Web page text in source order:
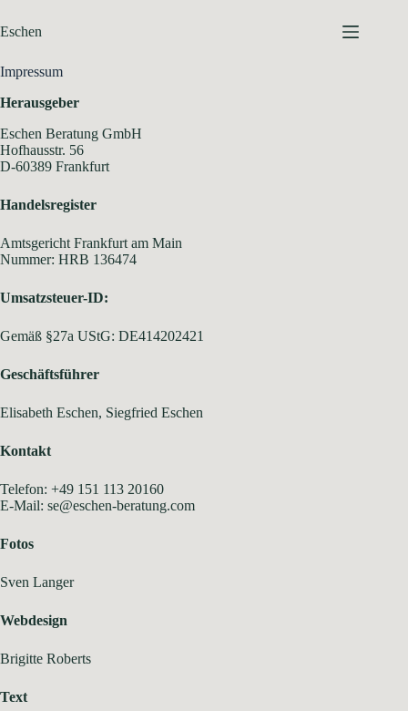
Inhalt
springen
Eschen
Impressum
Herausgeber
Eschen Beratung GmbH
Hofhausstr. 56
D-60389 Frankfurt
Handelsregister
Amtsgericht Frankfurt am Main
Nummer: HRB 136474
Umsatzsteuer-ID:
Gemäß §27a UStG: DE414202421
Geschäftsführer
Elisabeth Eschen, Siegfried Eschen
Kontakt
Telefon: +49 151 113 20160
E-Mail: se@eschen-beratung.com
Fotos
Sven Langer
Webdesign
Brigitte Roberts
Text